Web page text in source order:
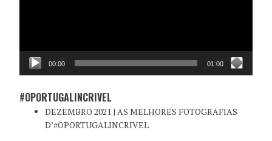
00:00 01:00
#OPORTUGALINCRIVEL
DEZEMBRO 2021 | AS MELHORES FOTOGRAFIAS
D’#OPORTUGALINCRIVEL